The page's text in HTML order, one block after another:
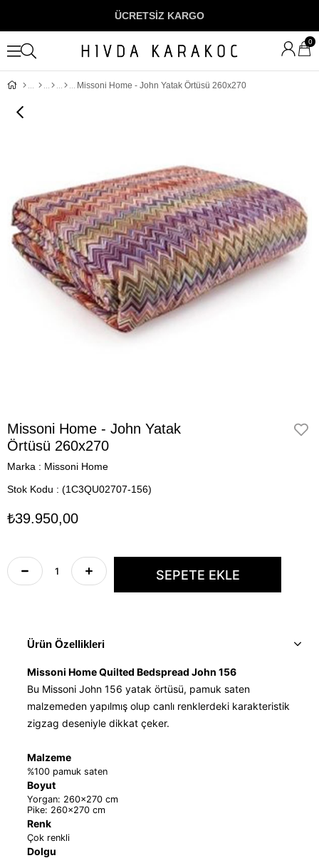
ÜCRETSİZ KARGO
0
Missoni Home - John Yatak Örtüsü 260x270
Missoni Home - John Yatak
Örtüsü 260x270
Marka : Missoni Home
Stok Kodu
(1C3QU02707-156)
₺39.950,00
Ürün Özellikleri
Missoni Home Quilted Bedspread John 156
Bu Missoni John 156 yatak örtüsü, pamuk saten
malzemeden yapılmış olup canlı renklerdeki karakteristik
zigzag deseniyle dikkat çeker.
Malzeme
%100 pamuk saten
Boyut
Yorgan: 260×270 cm
Pike: 260×270 cm
Renk
Çok renkli
Dolgu